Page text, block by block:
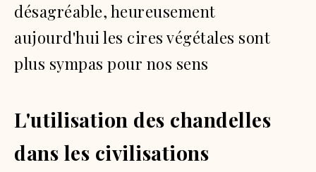
désagréable, heureusement
aujourd'hui les cires végétales sont
plus sympas pour nos sens
L'utilisation des chandelles
dans les civilisations